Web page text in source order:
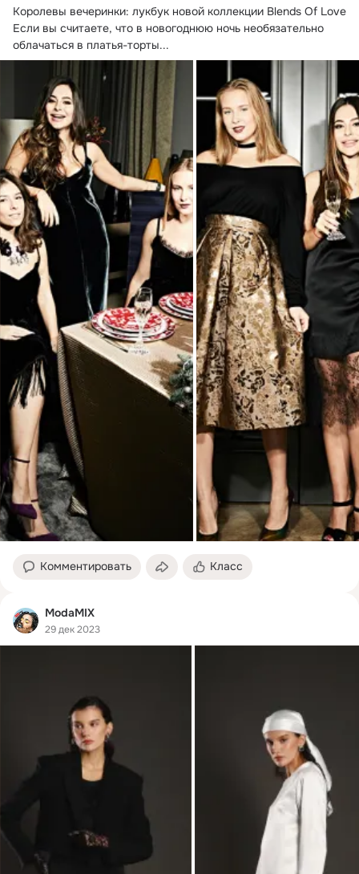
Королевы вечеринки: лукбук новой коллекции Blends Of Love
Если вы считаете, что в новогоднюю ночь необязательно
облачаться в платья-торты...
Комментировать Класс
ModaMIX
29 дек 2023